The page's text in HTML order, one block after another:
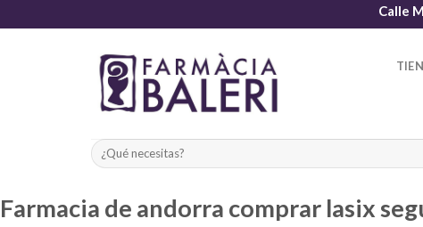
to
Calle
Farmacia de andorra comprar lasix